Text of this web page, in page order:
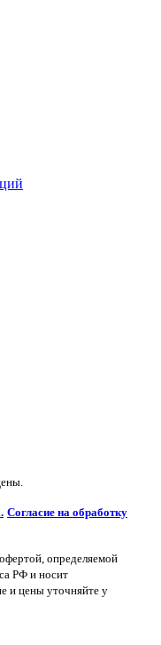
Согласие на обработку
определяемой
РФ и носит
и цены уточняйте у